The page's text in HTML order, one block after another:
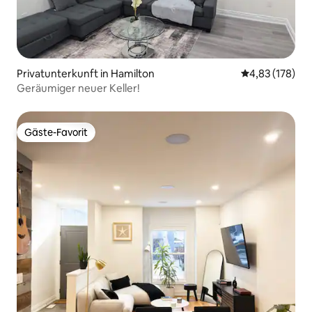
Privatunterkunft in Hamilton
4,83 (178)
Geräumiger neuer Keller!
Gäste-Favorit
Gäste-Favorit